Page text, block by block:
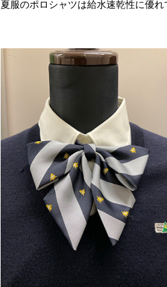
夏服のポロシャツは給水速乾性に優れ